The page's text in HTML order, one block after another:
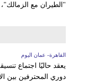
"الطيران مع
القاهرة- عمان اليوم
يعقد حاليًا اجتماع
دوري المحترفين بين